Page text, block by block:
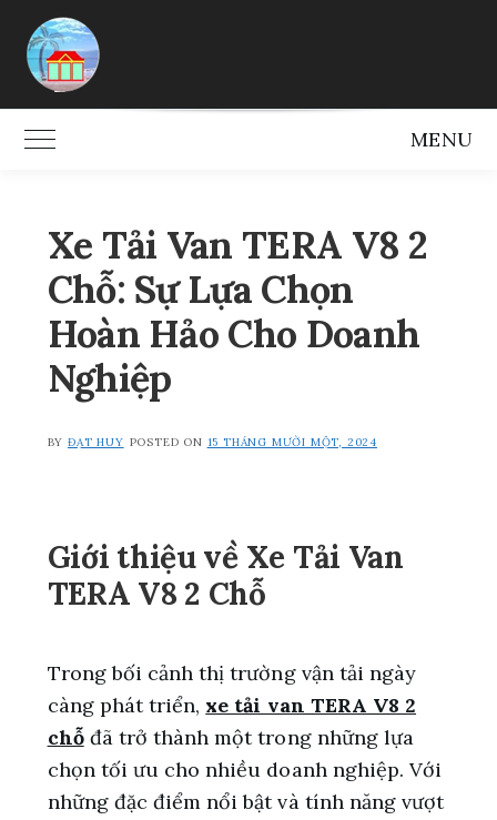
content
Toggle Main Menu MENU
Xe Tải Van TERA V8 2
Chỗ: Sự Lựa Chọn
Hoàn Hảo Cho Doanh
Nghiệp
BY ĐẠT HUY POSTED ON 15 THÁNG MƯỜI MỘT, 2024
Giới thiệu về Xe Tải Van
TERA V8 2 Chỗ
Trong bối cảnh thị trường vận tải ngày
càng phát triển, xe tải van TERA V8 2
chỗđã trở thành một trong những lựa
chọn tối ưu cho nhiều doanh nghiệp. Với
những đặc điểm nổi bật và tính năng vượt